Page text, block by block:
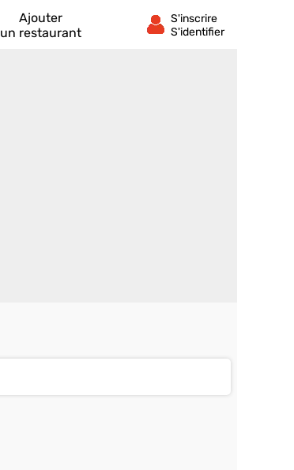
Ajouter
un restaurant